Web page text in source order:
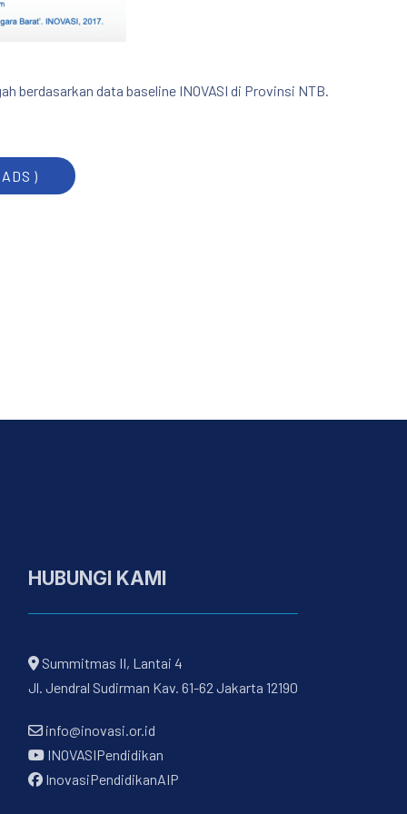
berdasarkan data baseline INOVASI di Provinsi NTB.
)
HUBUNGI KAMI
Summitmas II, Lantai 4
Jl. Jendral Sudirman Kav. 61-62 Jakarta 12190
info@inovasi.or.id
INOVASIPendidikan
InovasiPendidikanAIP